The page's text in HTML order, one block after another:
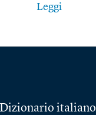
Leggi
Dizionario italiano